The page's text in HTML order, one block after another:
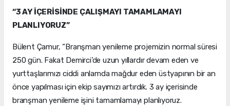
“3 AY İÇERİSİNDE ÇALIŞMAYI TAMAMLAMAYI
PLANLIYORUZ”
Bülent Çamur, “Branşman yenileme projemizin normal süresi
250 gün. Fakat Demirci’de uzun yıllardır devam eden ve
yurttaşlarımızı ciddi anlamda mağdur eden üstyapının bir an
önce yapılması için ekip sayımızı artırdık. 3 ay içerisinde
branşman yenileme işini tamamlamayı planlıyoruz.